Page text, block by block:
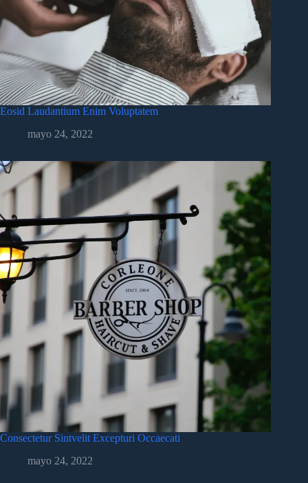
Eosid Laudantium Enim Voluptatem
mayo 24, 2022
Consectetur Sintvelit Excepturi Occaecati
mayo 24, 2022